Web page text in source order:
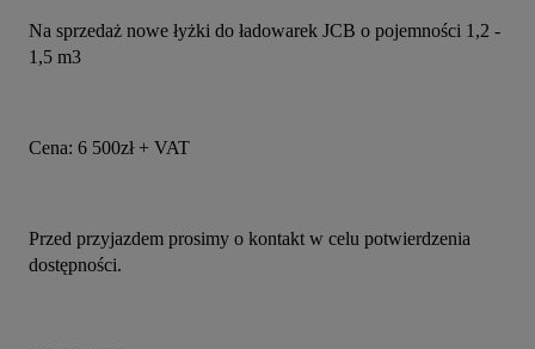
Na sprzedaż nowe łyżki do ładowarek JCB o pojemności 1,2 -
1,5 m3
Cena: 6 500zł + VAT
Przed przyjazdem prosimy o kontakt w celu potwierdzenia
dostępności.